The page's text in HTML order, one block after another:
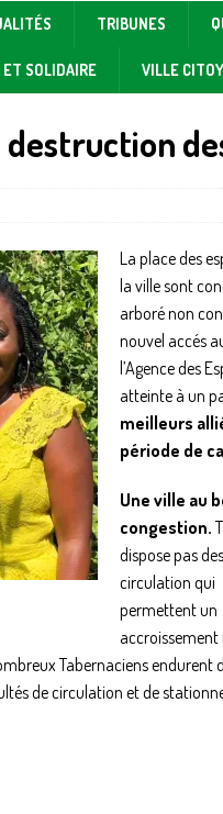
TRIBUNES
SOLIDAIRE VILLE
destruction
La place des
la ville sont
arboré non
nouvel accés
l’Agence des
atteinte à un
meilleurs
période de
Une ville au
congestion.
dispose pas
circulation qui
permettent un
Tabernaciens endurent
de circulation et de